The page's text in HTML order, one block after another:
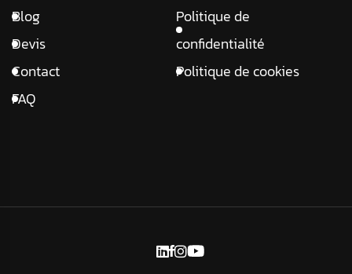
Blog
Devis
Contact
FAQ
Politique de
confidentialité
Politique de cookies